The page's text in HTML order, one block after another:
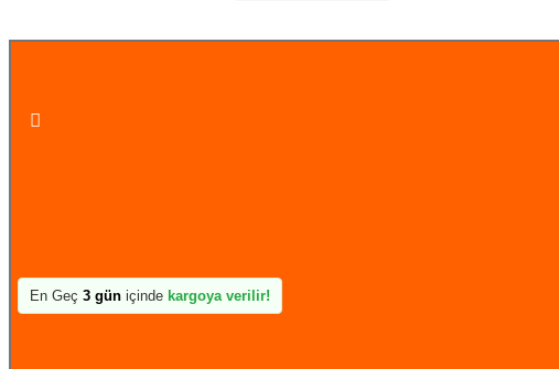
En Geç 3 gün içinde kargoya verilir!